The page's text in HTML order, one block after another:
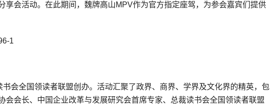
会活动。在此期间，魏牌高山MPV作为官方指定座驾，为参会嘉宾们提供
书会全国领读者联盟创办。活动汇聚了政界、商界、学界及文化界的精英，包
会会长、中国企业改革与发展研究会首席专家、总裁读书会全国领读者联盟